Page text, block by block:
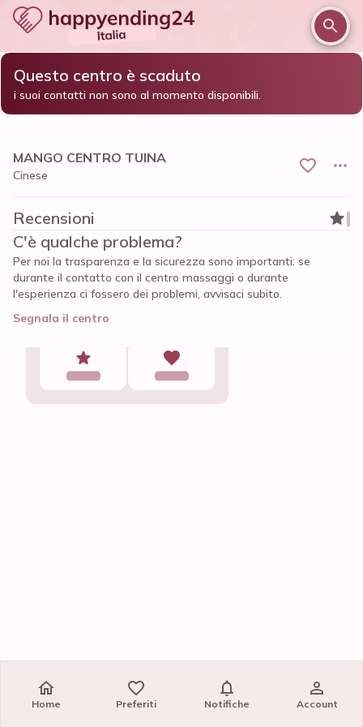
Home / Vicenza e provincia / Vicenza
MANGO CENTRO TUINA
Questo centro è scaduto
i suoi contatti non sono al momento disponibili.
MANGO CENTRO TUINA
Cinese
Recensioni
C'è qualche problema?
Per noi la trasparenza e la sicurezza sono importanti: se
durante il contatto con il centro massaggi o durante
l'esperienza ci fossero dei problemi, avvisaci subito.
Segnala il centro
Home Preferiti Notifiche Account
Home Preferiti Notifiche Account